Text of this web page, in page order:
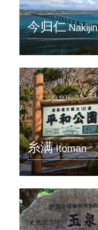
今归仁 Nakijin
糸满 Itoman